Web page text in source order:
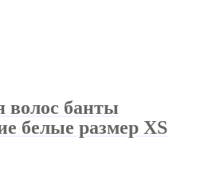
волос банты
белые размер XS